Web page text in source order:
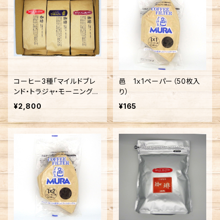
コーヒー3種「マイルドブレ
ンド・トラジャ・モーニングブ
レンド」セット
¥2,800
邑 1ｘ1ペーパー（50枚入
り）
¥165